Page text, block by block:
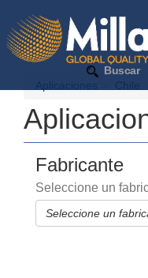
Buscar
Fabricante
Seleccione un
Seleccione un